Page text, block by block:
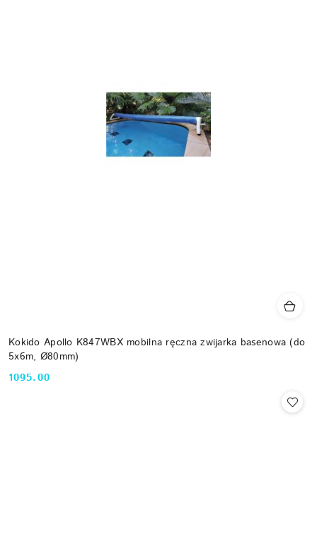
Kokido Apollo K847WBX mobilna ręczna zwijarka basenowa (do
5x6m, Ø80mm)
Cena:
1095.00